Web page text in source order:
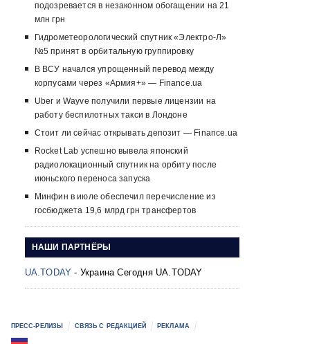
подозревается в незаконном обогащении на 21
млн грн
Гидрометеорологический спутник «Электро-Л»
№5 принят в орбитальную группировку
В ВСУ начался упрощенный перевод между
корпусами через «Армия+» — Finance.ua
Uber и Wayve получили первые лицензии на
работу беспилотных такси в Лондоне
Стоит ли сейчас открывать депозит — Finance.ua
Rocket Lab успешно вывела японский
радиолокационный спутник на орбиту после
июньского переноса запуска
Минфин в июле обеспечил перечисление из
госбюджета 19,6 млрд грн трансфертов
НАШИ ПАРТНЁРЫ
UA.TODAY - Украина Сегодня UA.TODAY
ПРЕСС-РЕЛИЗЫ СВЯЗЬ С РЕДАКЦИЕЙ РЕКЛАМА